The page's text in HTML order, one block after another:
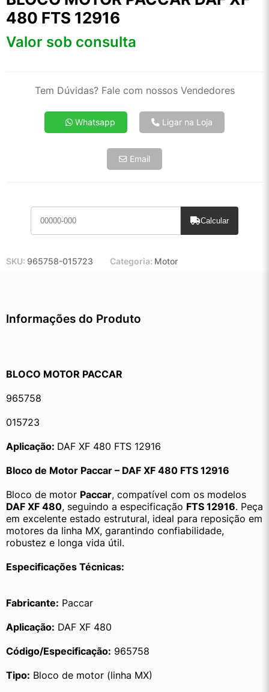
480 FTS 12916
Valor sob consulta
Tem Dúvidas? Fale com nossos Vendedores
Whatsapp Ligar na Loja
Email
Calcular
SKU: 965758-015723 Categoria: Motor
Informações do Produto
﻿BLOCO MOTOR PACCAR
965758
015723
Aplicação: DAF XF 480 FTS 12916
Bloco de Motor Paccar – DAF XF 480 FTS 12916
Bloco de motor Paccar
DAF XF 480, seguindo a especificação FTS 12916. Peça
em excelente estado estrutural, ideal para reposição em
motores da linha MX, garantindo confiabilidade,
robustez e longa vida útil.
Especificações Técnicas:
Fabricante: Paccar
Aplicação: DAF XF 480
Código/Especificação: 965758
Tipo: Bloco de motor (linha MX)